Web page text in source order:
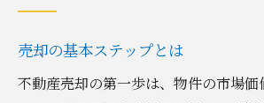
売却の基本ステップとは
不動産売却の第一歩は、物件の市場価